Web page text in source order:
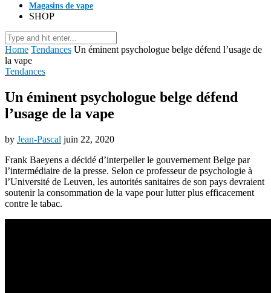
Magasins de vape
SHOP
Home Tendances Un éminent psychologue belge défend l’usage de
la vape
Tendances
Un éminent psychologue belge défend
l’usage de la vape
by Jean-Pascal juin 22, 2020
Frank Baeyens a décidé d’interpeller le gouvernement Belge par
l’intermédiaire de la presse. Selon ce professeur de psychologie à
l’Université de Leuven, les autorités sanitaires de son pays devraient
soutenir la consommation de la vape pour lutter plus efficacement
contre le tabac.